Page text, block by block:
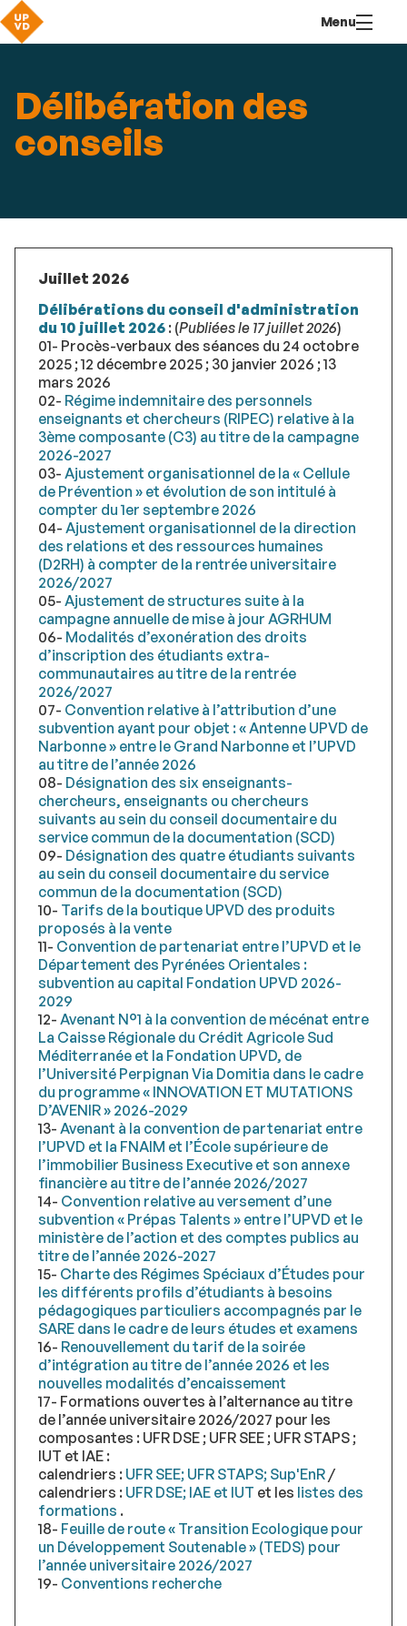
contenu
Menu
Délibération des
conseils
Juillet 2026
Délibérations du conseil d'administration
du 10 juillet 2026 : (Publiées le 17 juillet 2026)
01- Procès-verbaux des séances du 24 octobre
2025 ; 12 décembre 2025 ; 30 janvier 2026 ; 13
mars 2026
02- Régime indemnitaire des personnels
enseignants et chercheurs (RIPEC) relative à la
3ème composante (C3) au titre de la campagne
2026-2027
03- Ajustement organisationnel de la « Cellule
de Prévention » et évolution de son intitulé à
compter du 1er septembre 2026
04- Ajustement organisationnel de la direction
des relations et des ressources humaines
(D2RH) à compter de la rentrée universitaire
2026/2027
05- Ajustement de structures suite à la
campagne annuelle de mise à jour AGRHUM
06- Modalités d’exonération des droits
d’inscription des étudiants extra-
communautaires au titre de la rentrée
2026/2027
07- Convention relative à l’attribution d’une
subvention ayant pour objet : « Antenne UPVD de
Narbonne » entre le Grand Narbonne et l’UPVD
au titre de l’année 2026
08- Désignation des six enseignants-
chercheurs, enseignants ou chercheurs
suivants au sein du conseil documentaire du
service commun de la documentation (SCD)
09- Désignation des quatre étudiants suivants
au sein du conseil documentaire du service
commun de la documentation (SCD)
10- Tarifs de la boutique UPVD des produits
proposés à la vente
11- Convention de partenariat entre l’UPVD et le
Département des Pyrénées Orientales :
subvention au capital Fondation UPVD 2026-
2029
12- Avenant N°1 à la convention de mécénat entre
La Caisse Régionale du Crédit Agricole Sud
Méditerranée et la Fondation UPVD, de
l’Université Perpignan Via Domitia dans le cadre
du programme « INNOVATION ET MUTATIONS
D’AVENIR » 2026-2029
13- Avenant à la convention de partenariat entre
l’UPVD et la FNAIM et l’École supérieure de
l’immobilier Business Executive et son annexe
financière au titre de l’année 2026/2027
14- Convention relative au versement d’une
subvention « Prépas Talents » entre l’UPVD et le
ministère de l’action et des comptes publics au
titre de l’année 2026-2027
15- Charte des Régimes Spéciaux d’Études pour
les différents profils d’étudiants à besoins
pédagogiques particuliers accompagnés par le
SARE dans le cadre de leurs études et examens
16- Renouvellement du tarif de la soirée
d’intégration au titre de l’année 2026 et les
nouvelles modalités d’encaissement
17- Formations ouvertes à l’alternance au titre
de l’année universitaire 2026/2027 pour les
composantes : UFR DSE ; UFR SEE ; UFR STAPS ;
IUT et IAE :
calendriers : UFR SEE; UFR STAPS; Sup'EnR /
calendriers : UFR DSE; IAE et IUT et les listes des
formations .
18- Feuille de route « Transition Ecologique pour
un Développement Soutenable » (TEDS) pour
l’année universitaire 2026/2027
19- Conventions recherche